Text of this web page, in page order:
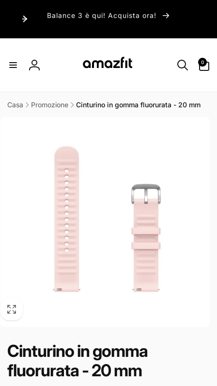
contenuti
Balance 3 è qui! Acquista ora!
Accedi
0
articoli
Casa Promozione
Cinturino in gomma fluorurata - 20 mm
Cinturino in gomma
fluorurata - 20 mm